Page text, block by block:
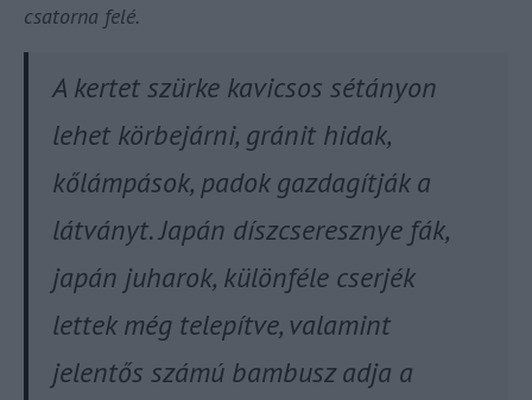
csatorna felé.
A kertet szürke kavicsos sétányon
lehet körbejárni, gránit hidak,
kőlámpások, padok gazdagítják a
látványt. Japán díszcseresznye fák,
japán juharok, különféle cserjék
lettek még telepítve, valamint
jelentős számú bambusz adja a